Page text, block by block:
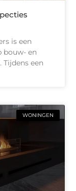
is een
bouw- en
een
WONINGEN